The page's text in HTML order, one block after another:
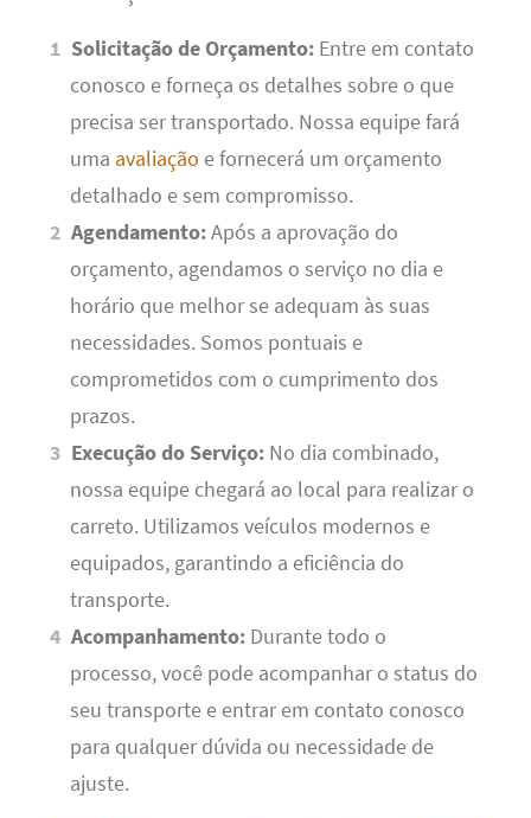
Solicitação de Orçamento: Entre em contato
conosco e forneça os detalhes sobre o que
precisa ser transportado. Nossa equipe fará
uma avaliação e fornecerá um orçamento
detalhado e sem compromisso.
Agendamento:Após a aprovação do
orçamento, agendamos o serviço no dia e
horário que melhor se adequam às suas
necessidades. Somos pontuais e
comprometidos com o cumprimento dos
prazos.
Execução do Serviço: No dia combinado,
nossa equipe chegará ao local para realizar o
carreto. Utilizamos veículos modernos e
equipados, garantindo a eficiência do
transporte.
Acompanhamento: Durante todo o
processo, você pode acompanhar o status do
seu transporte e entrar em contato conosco
para qualquer dúvida ou necessidade de
ajuste.